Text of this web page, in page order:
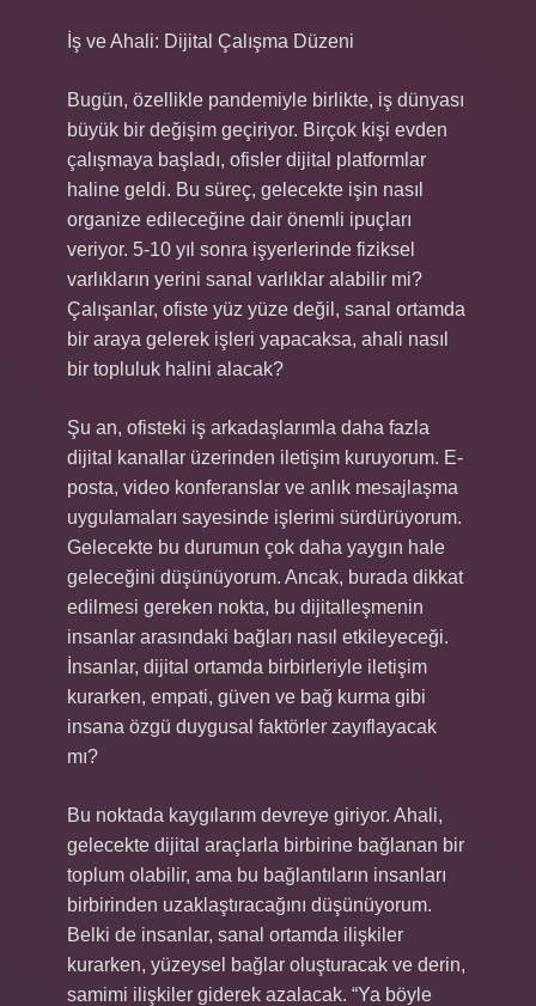
İş ve Ahali: Dijital Çalışma Düzeni
Bugün, özellikle pandemiyle birlikte, iş dünyası
büyük bir değişim geçiriyor. Birçok kişi evden
çalışmaya başladı, ofisler dijital platformlar
haline geldi. Bu süreç, gelecekte işin nasıl
organize edileceğine dair önemli ipuçları
veriyor. 5-10 yıl sonra işyerlerinde fiziksel
varlıkların yerini sanal varlıklar alabilir mi?
Çalışanlar, ofiste yüz yüze değil, sanal ortamda
bir araya gelerek işleri yapacaksa, ahali nasıl
bir topluluk halini alacak?
Şu an, ofisteki iş arkadaşlarımla daha fazla
dijital kanallar üzerinden iletişim kuruyorum. E-
posta, video konferanslar ve anlık mesajlaşma
uygulamaları sayesinde işlerimi sürdürüyorum.
Gelecekte bu durumun çok daha yaygın hale
geleceğini düşünüyorum. Ancak, burada dikkat
edilmesi gereken nokta, bu dijitalleşmenin
insanlar arasındaki bağları nasıl etkileyeceği.
İnsanlar, dijital ortamda birbirleriyle iletişim
kurarken, empati, güven ve bağ kurma gibi
insana özgü duygusal faktörler zayıflayacak
mı?
Bu noktada kaygılarım devreye giriyor. Ahali,
gelecekte dijital araçlarla birbirine bağlanan bir
toplum olabilir, ama bu bağlantıların insanları
birbirinden uzaklaştıracağını düşünüyorum.
Belki de insanlar, sanal ortamda ilişkiler
kurarken, yüzeysel bağlar oluşturacak ve derin,
samimi ilişkiler giderek azalacak. “Ya böyle